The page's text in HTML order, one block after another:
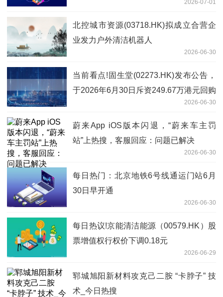
2026-07-01
北控城市资源(03718.HK)拟成立合营企
业发力户外清洁机器人
2026-06-30
当前看点!固生堂(02273.HK)发布公告，
于2026年6月30日斥资249.67万港元回购
2026-06-30
蔚来App iOS版本闪退，“蔚来车主罚
站”上热搜，客服回应：问题已解决
2026-06-30
每日热门：北京地铁6号线通运门站6月
30日早开通
2026-06-30
每日热议!京能清洁能源（00579.HK）股
票增值权行权价下调0.18元
2026-06-29
郓城旭阳新材料攻克己二胺 “卡脖子” 技
术_今日热搜